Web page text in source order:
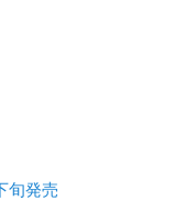
旬発売